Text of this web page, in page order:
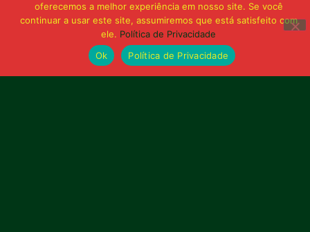
Publicidade
oferecemos a melhor experiência em nosso site. Se você
continuar a usar este site, assumiremos que está satisfeito com
ele. Política de Privacidade
Ok
Política de Privacidade